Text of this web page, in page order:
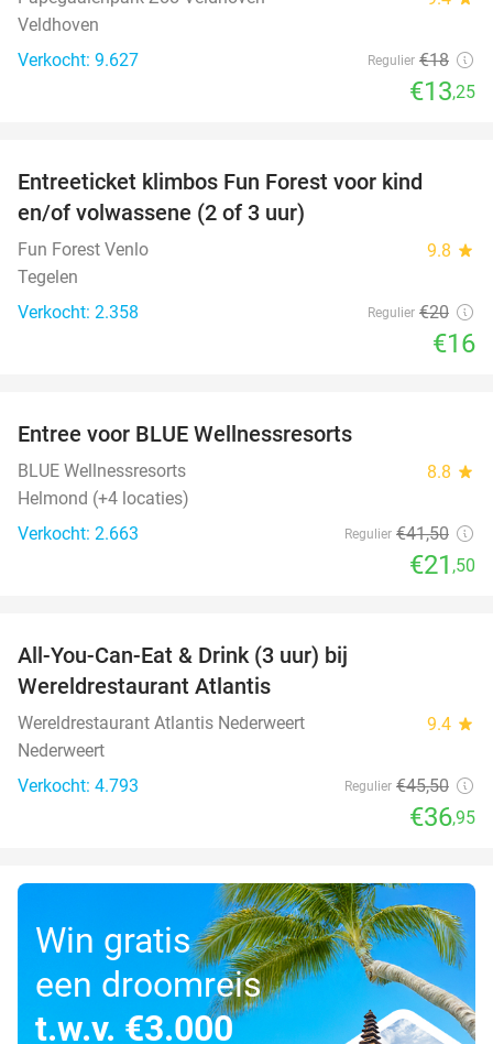
Veldhoven
Verkocht: 9.627
Regulier €18
€13,25
Entreeticket klimbos Fun Forest voor kind
en/of volwassene (2 of 3 uur)
Fun Forest Venlo 9.8 star
Tegelen
Verkocht: 2.358
Regulier €20
€16
Entree voor BLUE Wellnessresorts
BLUE Wellnessresorts 8.8 star
Helmond (+4 locaties)
Verkocht: 2.663
Regulier €41,50
€21 ,50
All-You-Can-Eat & Drink (3 uur) bij
Wereldrestaurant Atlantis
Wereldrestaurant Atlantis Nederweert 9.4 star
Nederweert
Verkocht: 4.793
Regulier €45,50
€36,95
Win gratis
een droomreis
t.w.v. €3.000